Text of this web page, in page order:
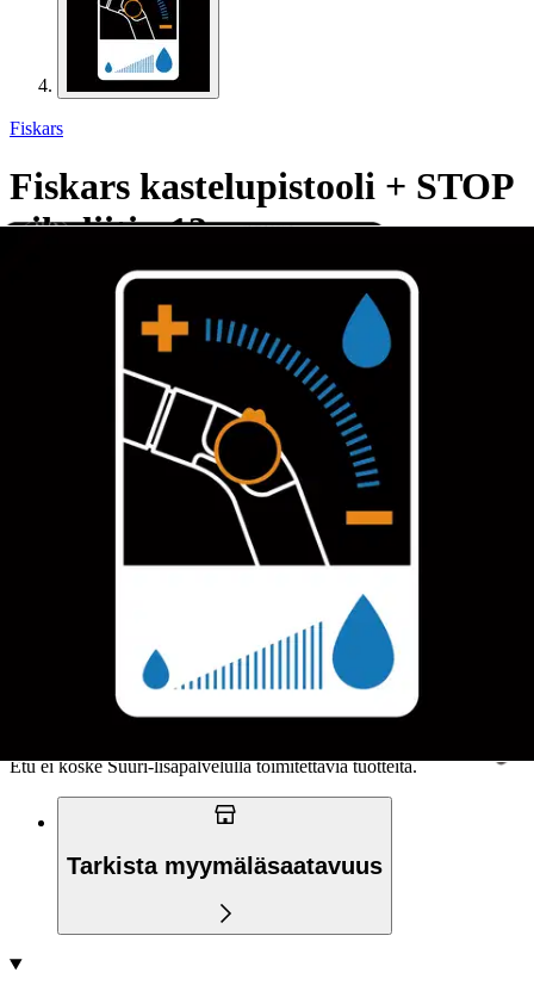
Fiskars
Fiskars kastelupistooli + STOP
pikaliitin 13mm
Asiakasomistajahinta
Hinta ilman S-Etukorttia: 44,95 €
Verkkokaupan hinta
Toimitus
Kotiin tai noutopisteeseen
Ilmainen toimitus yli 100 €:n tilauksille
Postin pakettiautomaattiin tai
palvelupisteeseen!
Etu ei koske Suuri‑lisäpalvelulla toimitettavia tuotteita.
Tarkista myymäläsaatavuus